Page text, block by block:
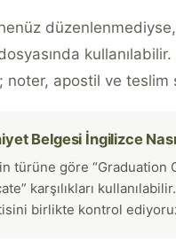
noter, apostil ve
Belgesi İngilizce
türüne göre “Graduation
karşılıkları
birlikte kontrol